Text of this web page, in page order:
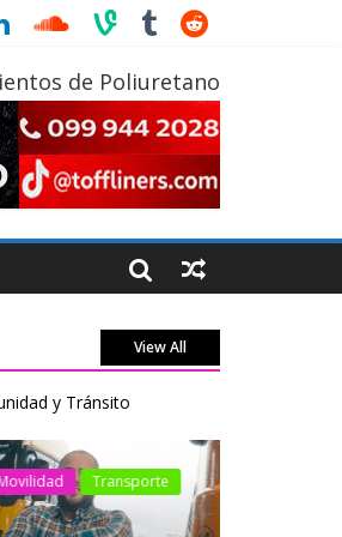
de Poliuretano
View All
y Tránsito
Transporte